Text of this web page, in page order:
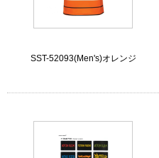
SST-52093(Men's)オレンジ